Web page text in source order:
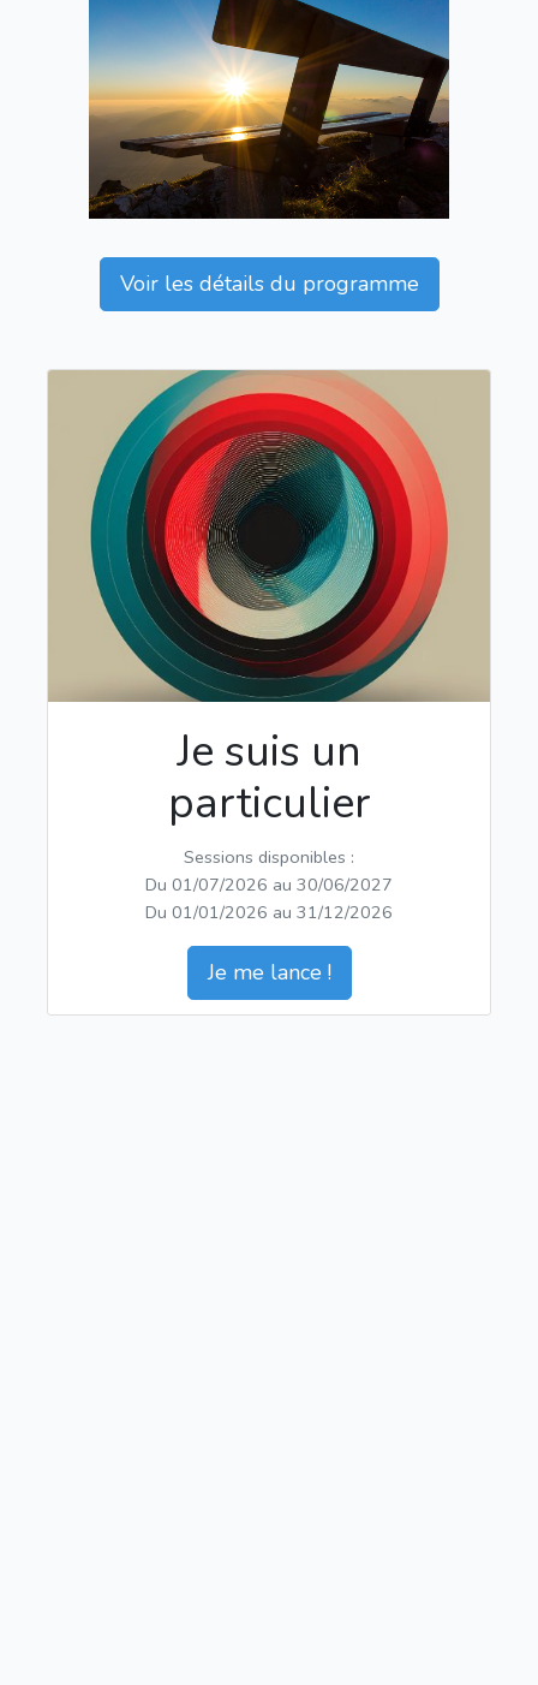
Voir les détails du programme
Je suis un
particulier
Sessions disponibles :
Du 01/07/2026 au 30/06/2027
Du 01/01/2026 au 31/12/2026
Je me lance !